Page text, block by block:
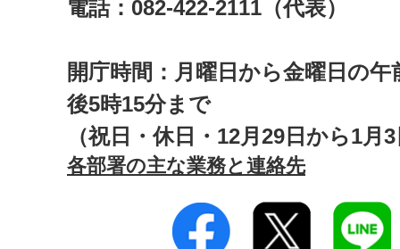
電話：082-422-2111（代表）
開庁時間：月曜日から金曜日の午
後5時15分まで
（祝日・休日・12月29日から1月
各部署の主な業務と連絡先